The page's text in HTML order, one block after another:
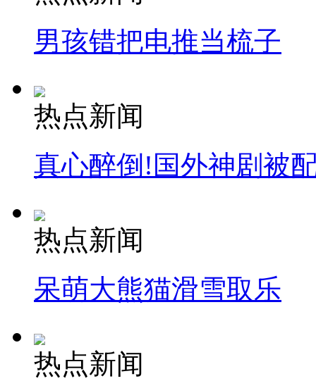
男孩错把电推当梳子
热点新闻
真心醉倒!国外神剧被
热点新闻
呆萌大熊猫滑雪取乐
热点新闻